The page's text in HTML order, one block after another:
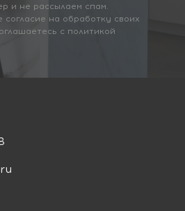
и не рассылаем спам.
на обработку своих
с политикой